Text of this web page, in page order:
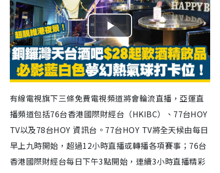
P
l
a
y
V
i
有線電視旗下三條免費電視頻道將會輪流直播，亞運直
播頻道包括76台香港國際財經台（HKIBC）、77台HOY
TV以及78台HOY 資訊台。77台HOY TV將全天候由每日
早上九時開始，超過12小時直播或轉播各項賽事；76台
香港國際財經台每日下午3點開始，連續3小時直播精彩